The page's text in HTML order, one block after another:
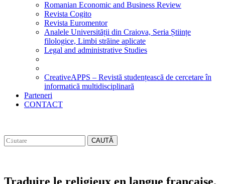
Romanian Economic and Business Review
Revista Cogito
Revista Euromentor
Analele Universității din Craiova, Seria Științe
filologice, Limbi străine aplicate
Legal and administrative Studies
CreativeAPPS – Revistă studențească de cercetare în
informatică multidisciplinară
Parteneri
CONTACT
CAUTĂ